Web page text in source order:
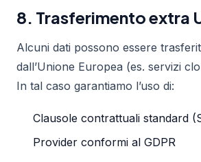
8. Trasferimento extra
Alcuni dati possono essere
dall’Unione Europea (es. servizi
In tal caso garantiamo l’uso di:
Clausole contrattuali standard
Provider conformi al GDPR